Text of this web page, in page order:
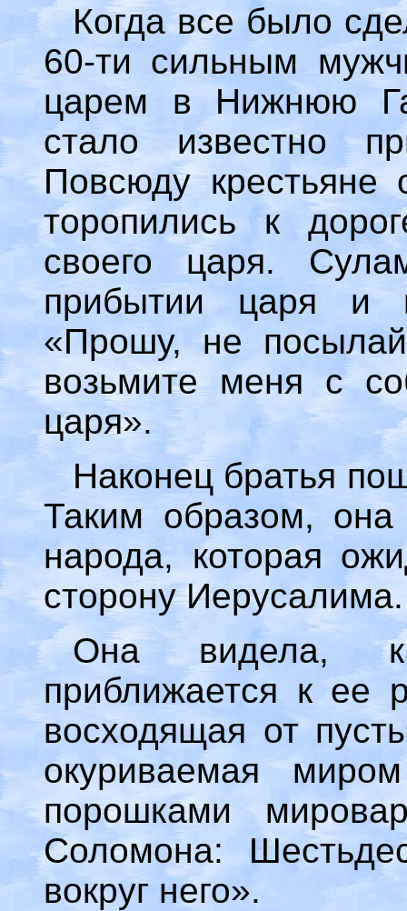
Когда все было
60-ти сильным
царем в Нижнюю
стало известно
Повсюду крестьяне
торопились к
своего царя.
прибытии царя и
«Прошу, не
возьмите меня с
царя».
Наконец братья
Таким образом,
народа, которая
сторону Иерусалима.
Она видела,
приближается к ее
восходящая от
окуриваемая
порошками
Соломона:
вокруг него».